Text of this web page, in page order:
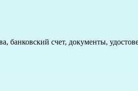
банковский счет, документы,